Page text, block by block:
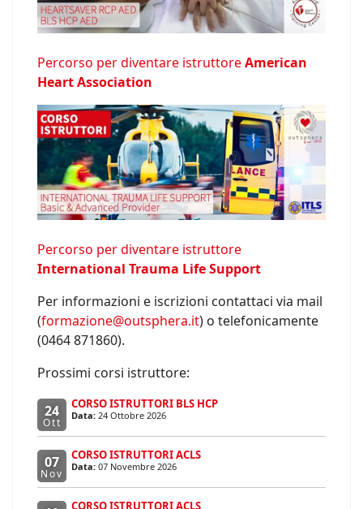
Percorso per diventare istruttoreAmerican
Heart Association
Percorso per diventare istruttore
International Trauma Life Support
Per informazioni e iscrizioni contattaci via mail
(formazione@outsphera.it) o telefonicamente
(0464 871860).
Prossimi corsi istruttore:
24
Ott
CORSO ISTRUTTORI BLS HCP
Data: 24 Ottobre 2026
07
Nov
CORSO ISTRUTTORI ACLS
Data: 07 Novembre 2026